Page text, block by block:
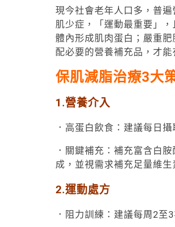
現今社會老年人口多，普
肌少症，「運動最重要」
體內形成肌肉蛋白；嚴重
配必要的營養補充品，才能
保肌減脂治療3大
1.營養介入
．高蛋白飲食：建議每日
．關鍵補充：補充富含白
成，並視需求補充足量維
2.運動處方
．阻力訓練：建議每周2至